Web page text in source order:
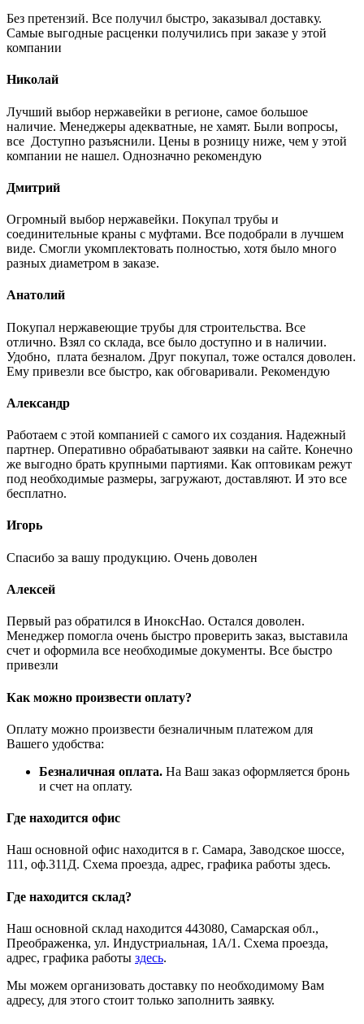
Без претензий. Все получил быстро, заказывал доставку.
Самые выгодные расценки получились при заказе у этой
компании
Николай
Лучший выбор нержавейки в регионе, самое большое
наличие. Менеджеры адекватные, не хамят. Были вопросы,
все Доступно разъяснили. Цены в розницу ниже, чем у этой
компании не нашел. Однозначно рекомендую
Дмитрий
Огромный выбор нержавейки. Покупал трубы и
соединительные краны с муфтами. Все подобрали в лучшем
виде. Смогли укомплектовать полностью, хотя было много
разных диаметром в заказе.
Анатолий
Покупал нержавеющие трубы для строительства. Все
отлично. Взял со склада, все было доступно и в наличии.
Удобно, плата безналом. Друг покупал, тоже остался доволен.
Ему привезли все быстро, как обговаривали. Рекомендую
Александр
Работаем с этой компанией с самого их создания. Надежный
партнер. Оперативно обрабатывают заявки на сайте. Конечно
же выгодно брать крупными партиями. Как оптовикам режут
под необходимые размеры, загружают, доставляют. И это все
бесплатно.
Игорь
Спасибо за вашу продукцию. Очень доволен
Алексей
Первый раз обратился в ИноксНао. Остался доволен.
Менеджер помогла очень быстро проверить заказ, выставила
счет и оформила все необходимые документы. Все быстро
привезли
Как можно произвести оплату?
Оплату можно произвести безналичным платежом для
Вашего удобства:
Безналичная оплата. На Ваш заказ оформляется бронь
и счет на оплату.
Где находится офис
Наш основной офис находится в г. Самара, Заводское шоссе,
111, оф.311Д. Схема проезда, адрес, графика работы здесь.
Где находится склад?
Наш основной склад находится 443080, Самарская обл.,
Преображенка, ул. Индустриальная, 1А/1. Схема проезда,
адрес, графика работы здесь.
Мы можем организовать доставку по необходимому Вам
адресу, для этого стоит только заполнить заявку.